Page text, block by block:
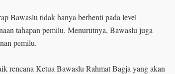
Bawaslu tidak hanya berhenti pada level
tahapan pemilu. Menurutnya, Bawaslu juga
pemilu.
rencana Ketua Bawaslu Rahmat Bagja yang akan